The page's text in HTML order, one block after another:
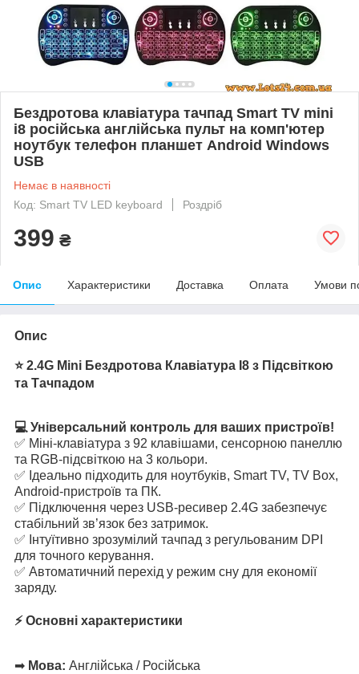
Бездротова клавіатура тачпад Smart TV mini
i8 російська англійська пульт на комп'ютер
ноутбук телефон планшет Android Windows
USB
Немає в наявності
Код: Smart TV LED keyboard
Роздріб
399 ₴
Опис Характеристики Доставка Оплата Умови
Опис
⭐ 2.4G Mini Бездротова Клавіатура I8 з Підсвіткою
та Тачпадом
💻 Універсальний контроль для ваших пристроїв!
✅ Міні-клавіатура з 92 клавішами, сенсорною панеллю
та RGB-підсвіткою на 3 кольори.
✅ Ідеально підходить для ноутбуків, Smart TV, TV Box,
Android-пристроїв та ПК.
✅ Підключення через USB-ресивер 2.4G забезпечує
стабільний зв’язок без затримок.
✅ Інтуїтивно зрозумілий тачпад з регульованим DPI
для точного керування.
✅ Автоматичний перехід у режим сну для економії
заряду.
⚡ Основні характеристики
➡ Мова: Англійська / Російська